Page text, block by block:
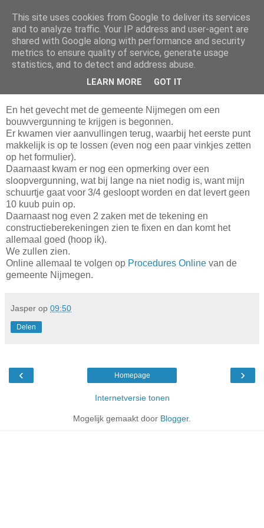
Da_Blog
You don't put a bumpersticker on a Bentley
dinsdag, augustus 19, 2008
En het gevecht met de gemeente Nijmegen om een
bouwvergunning te krijgen is begonnen.
Er kwamen vier aanvullingen terug, waarbij het eerste punt
makkelijk is op te lossen (even nog een paar vinkjes zetten
op het formulier).
Daarnaast kwam er nog een opmerking over een
sloopvergunning, wat bij lange na niet nodig is, want mijn
schuurtje gaat voor 3/4 gesloopt worden en dat levert geen
10 kuub puin op.
Daarnaast nog even 2 zaken met de tekening en
constructieberekeningen zien te fixen en dan komt het
allemaal goed (hoop ik).
We zullen zien.
Online allemaal te volgen op Procedures Online van de
gemeente Nijmegen.
Jasper op 09:50
Delen
‹ ›
Homepage
Internetversie tonen
Mogelijk gemaakt door Blogger.
This site uses cookies from Google to deliver its services
and to analyze traffic. Your IP address and user-agent are
shared with Google along with performance and security
metrics to ensure quality of service, generate usage
statistics, and to detect and address abuse.
LEARN MORE GOT IT